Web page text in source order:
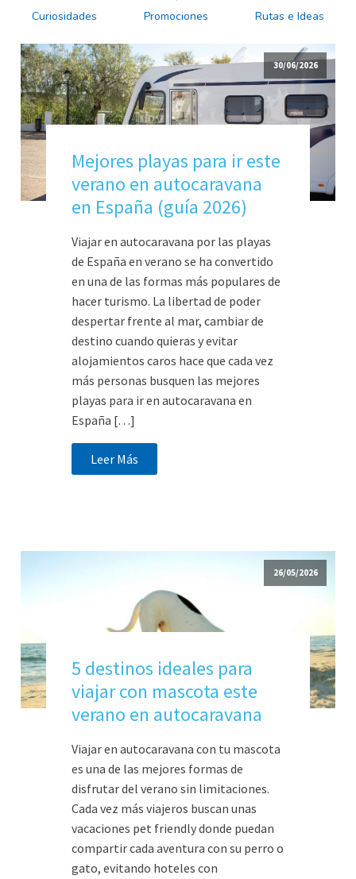
Curiosidades Promociones Rutas e Ideas
30/06/2026
Mejores playas para ir este
verano en autocaravana
en España (guía 2026)
Viajar en autocaravana por las playas
de España en verano se ha convertido
en una de las formas más populares de
hacer turismo. La libertad de poder
despertar frente al mar, cambiar de
destino cuando quieras y evitar
alojamientos caros hace que cada vez
más personas busquen las mejores
playas para ir en autocaravana en
España […]
Leer Más
26/05/2026
5 destinos ideales para
viajar con mascota este
verano en autocaravana
Viajar en autocaravana con tu mascota
es una de las mejores formas de
disfrutar del verano sin limitaciones.
Cada vez más viajeros buscan unas
vacaciones pet friendly donde puedan
compartir cada aventura con su perro o
gato, evitando hoteles con